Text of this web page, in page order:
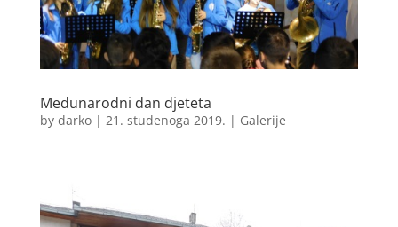
Medunarodni dan djeteta
by darko| 21. studenoga 2019. | Galerije